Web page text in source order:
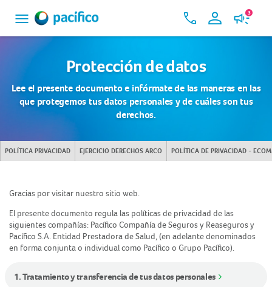
3
Protección de datos
Lee el presente documento e infórmate de las maneras en las
que protegemos tus datos personales y de cuáles son tus
derechos.
POLÍTICA PRIVACIDAD EJERCICIO DERECHOS ARCO POLÍTICA DE PRIVACIDAD -
Gracias por visitar nuestro sitio web.
El presente documento regula las políticas de privacidad de las
siguientes compañías: Pacífico Compañía de Seguros y Reaseguros y
Pacífico S.A. Entidad Prestadora de Salud, (en adelante denominados
en forma conjunta o individual como Pacífico o Grupo Pacífico).
1. Tratamiento y transferencia de tus datos personales